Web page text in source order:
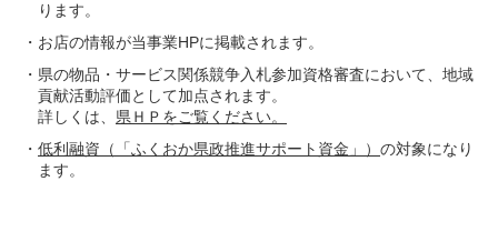
ります。
お店の情報が当事業HPに掲載されます。
県の物品・サービス関係競争入札参加資格審査において、地域
貢献活動評価として加点されます。
詳しくは、 県ＨＰをご覧ください。
低利融資（「ふくおか県政推進サポート資金」） の対象になり
ます。